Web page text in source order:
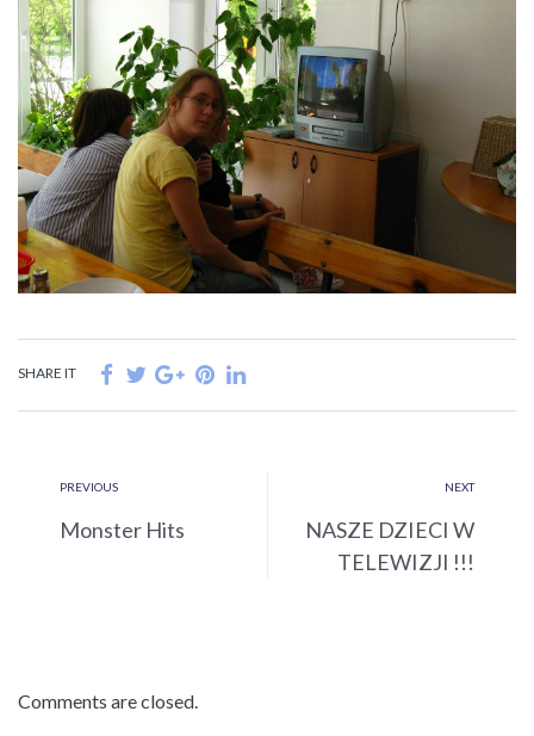
SHARE IT
PREVIOUS
Monster Hits
NEXT
NASZE DZIECI W
TELEWIZJI !!!
Comments are closed.